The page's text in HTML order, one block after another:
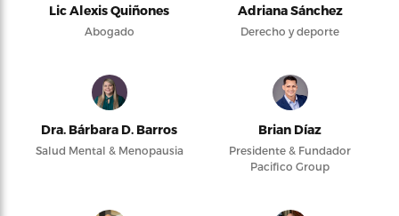
Lic Alexis Quiñones
Abogado
Adriana Sánchez
Derecho y deporte
Dra. Bárbara D. Barros
Salud Mental & Menopausia
Brian Díaz
Presidente & Fundador
Pacifico Group